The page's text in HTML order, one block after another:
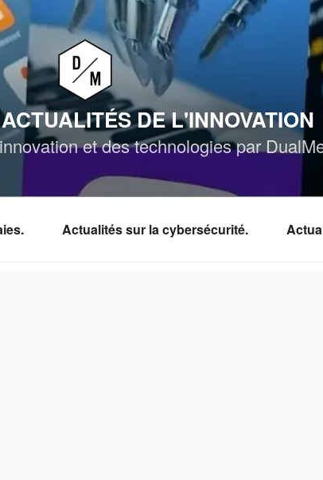
DE L'INNOVATION
et des technologies par
Actualités sur la cybersécurité.